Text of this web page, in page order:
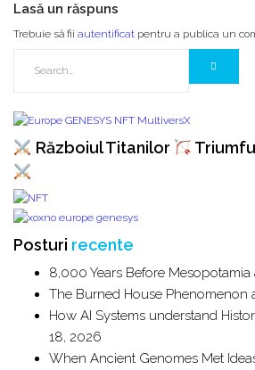
Lasă un răspuns
Trebuie să fii autentificat pentru a publica un
Războiul Titanilor
Posturi recente
8,000 Years Before Mesopotamia
The Burned House Phenomenon
How AI Systems understand
18, 2026
When Ancient Genomes Met